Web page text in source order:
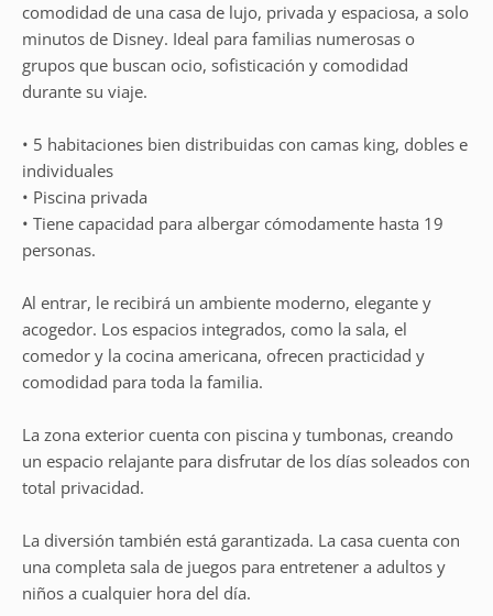
comodidad de una casa de lujo, privada y espaciosa, a solo
minutos de Disney. Ideal para familias numerosas o
grupos que buscan ocio, sofisticación y comodidad
durante su viaje.
• 5 habitaciones bien distribuidas con camas king, dobles e
individuales
• Piscina privada
• Tiene capacidad para albergar cómodamente hasta 19
personas.
Al entrar, le recibirá un ambiente moderno, elegante y
acogedor. Los espacios integrados, como la sala, el
comedor y la cocina americana, ofrecen practicidad y
comodidad para toda la familia.
La zona exterior cuenta con piscina y tumbonas, creando
un espacio relajante para disfrutar de los días soleados con
total privacidad.
La diversión también está garantizada. La casa cuenta con
una completa sala de juegos para entretener a adultos y
niños a cualquier hora del día.